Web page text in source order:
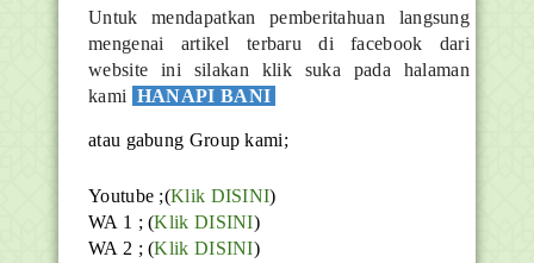
Untuk mendapatkan pemberitahuan langsung
mengenai artikel terbaru di facebook dari
website ini silakan klik suka pada halaman
kami HANAPI BANI
atau gabung Group kami;
Youtube ;(Klik DISINI)
WA 1 ; (Klik DISINI)
WA 2 ; (Klik DISINI)